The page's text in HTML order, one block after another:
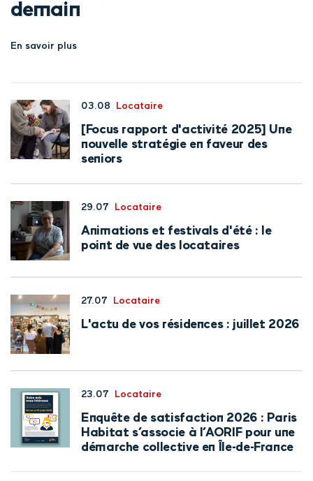
demain
En savoir plus
03.08 Locataire
[Focus rapport d'activité 2025] Une
nouvelle stratégie en faveur des
seniors
29.07 Locataire
Animations et festivals d'été : le
point de vue des locataires
27.07 Locataire
L'actu de vos résidences : juillet 2026
23.07 Locataire
Enquête de satisfaction 2026 : Paris
Habitat s’associe à l’AORIF pour une
démarche collective en Île-de-France